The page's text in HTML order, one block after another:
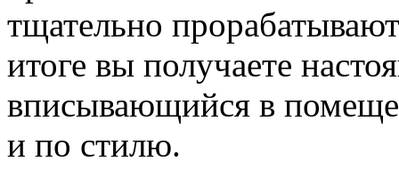
тщательно
итоге вы получаете
вписывающийся в
и по стилю.